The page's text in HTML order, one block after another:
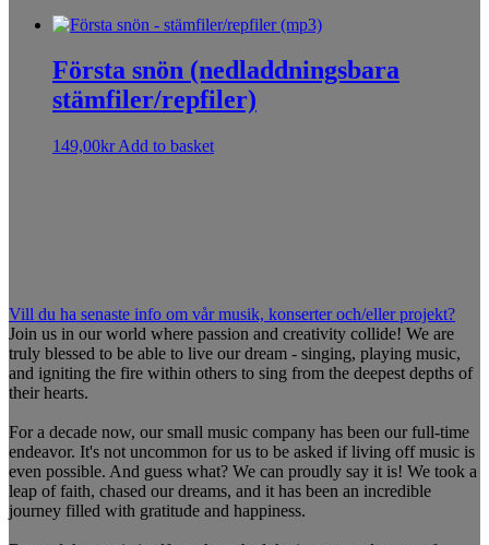
Första snön (nedladdningsbara
stämfiler/repfiler)
149,00kr Add to basket
Vill du ha senaste info om vår musik, konserter och/eller projekt?
Join us in our world where passion and creativity collide! We are
truly blessed to be able to live our dream - singing, playing music,
and igniting the fire within others to sing from the deepest depths of
their hearts.
For a decade now, our small music company has been our full-time
endeavor. It's not uncommon for us to be asked if living off music is
even possible. And guess what? We can proudly say it is! We took a
leap of faith, chased our dreams, and it has been an incredible
journey filled with gratitude and happiness.